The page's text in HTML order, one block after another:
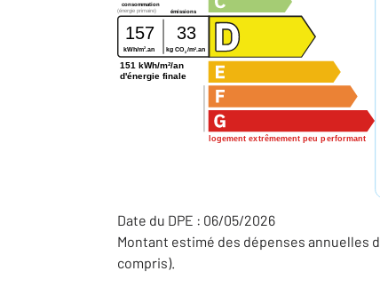
logement extrêmement peu performant
consommation
émissions
(énergie primaire)
157 33
kWh/m2 .an kg CO2 /m2 .an
151 kWh/m²/an
d'énergie finale
Date du DPE : 06/05/2026
Montant estimé des dépenses annuelles
compris).